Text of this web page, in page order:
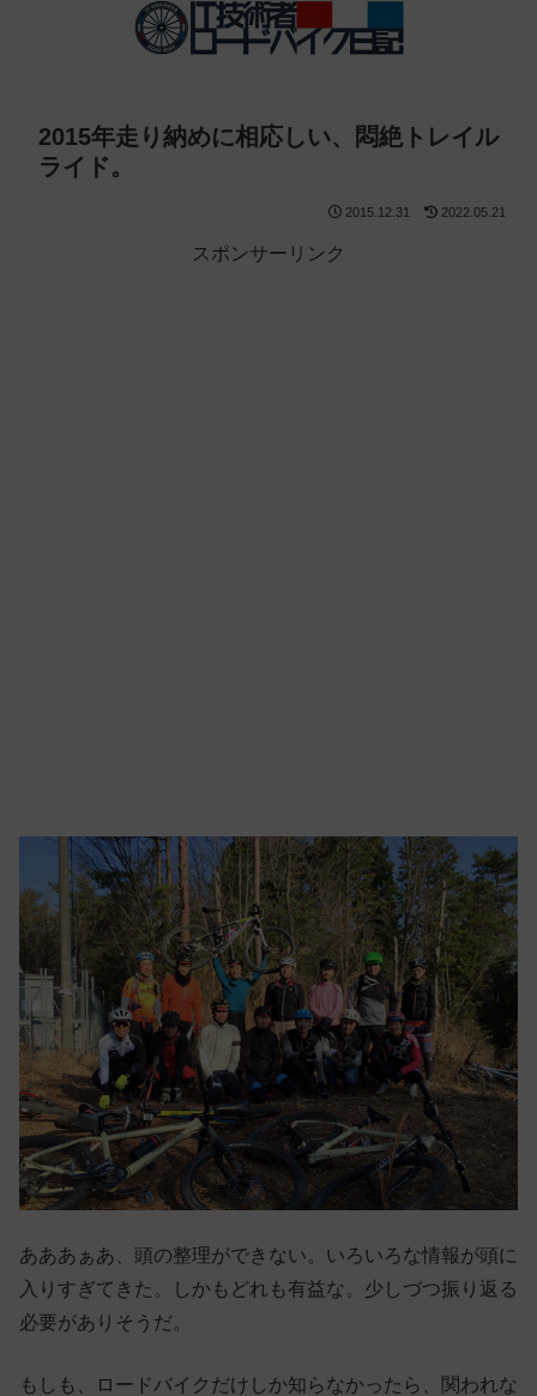
2015年走り納めに相応しい、悶絶トレイル
ライド。
2015.12.31 2022.05.21
スポンサーリンク
あああぁあ、頭の整理ができない。いろいろな情報が頭に
入りすぎてきた。しかもどれも有益な。少しづつ振り返る
必要がありそうだ。
もしも、ロードバイクだけしか知らなかったら、関われな